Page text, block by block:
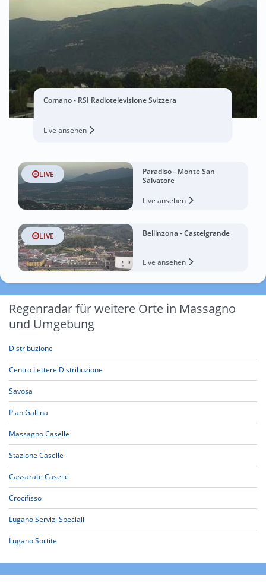
Comano - RSI Radiotelevisione Svizzera
Live ansehen
LIVE
Paradiso - Monte San
Salvatore
Live ansehen
LIVE Bellinzona - Castelgrande
Live ansehen
Regenradar für weitere Orte in Massagno
und Umgebung
Distribuzione
Centro Lettere Distribuzione
Savosa
Pian Gallina
Massagno Caselle
Stazione Caselle
Cassarate Caselle
Crocifisso
Lugano Servizi Speciali
Lugano Sortite